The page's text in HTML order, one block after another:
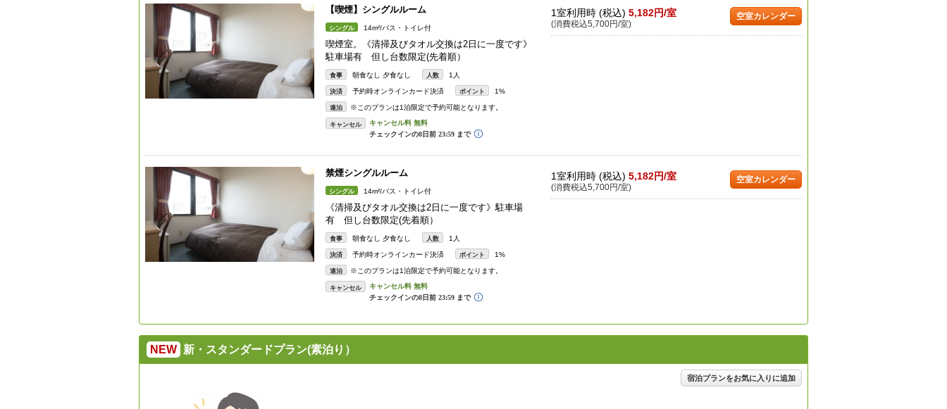
【喫煙】シングルルーム
シングル 14m²/バス・トイレ付
喫煙室。《清掃及びタオル交換は2日に一度です》
駐車場有 但し台数限定(先着順）
食事 朝食なし 夕食なし 人数 1人
決済 予約時オンラインカード決済 ポイント 1%
連泊 ※このプランは1泊限定で予約可能となります。
キャンセル
1室利用時 (税込) 5,182円/室
(消費税込5,700円/室)
空室カレンダー
禁煙シングルルーム
シングル 14m²/バス・トイレ付
《清掃及びタオル交換は2日に一度です》駐車場
有 但し台数限定(先着順）
食事 朝食なし 夕食なし 人数 1人
決済 予約時オンラインカード決済 ポイント 1%
連泊 ※このプランは1泊限定で予約可能となります。
キャンセル
1室利用時 (税込) 5,182円/室
(消費税込5,700円/室)
空室カレンダー
NEW 新・スタンダードプラン(素泊り）
宿泊プランをお気に入りに追加